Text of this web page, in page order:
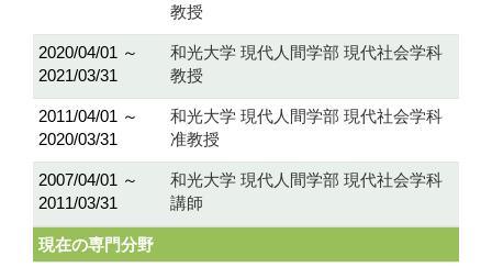
教授
2020/04/01 ～
2021/03/31
和光大学 現代人間学部 現代社会学科
教授
2011/04/01 ～
2020/03/31
和光大学 現代人間学部 現代社会学科
准教授
2007/04/01 ～
2011/03/31
和光大学 現代人間学部 現代社会学科
講師
現在の専門分野